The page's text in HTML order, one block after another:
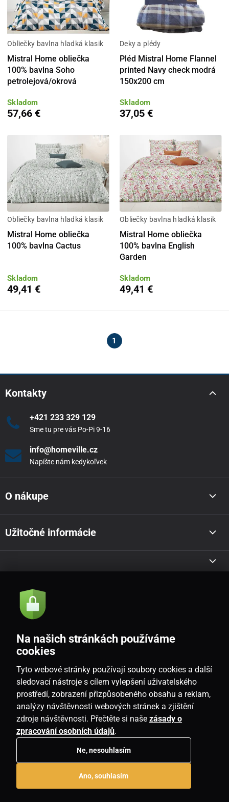
Obliečky bavlna hladká klasik
Mistral Home obliečka
100% bavlna Soho
petrolejová/okrová
Skladom
57,66 €
Deky a plédy
Pléd Mistral Home Flannel
printed Navy check modrá
150x200 cm
Skladom
37,05 €
Obliečky bavlna hladká klasik
Mistral Home obliečka
100% bavlna Cactus
Skladom
49,41 €
Obliečky bavlna hladká klasik
Mistral Home obliečka
100% bavlna English
Garden
Skladom
49,41 €
1
Kontakty
+421 233 329 129
Sme tu pre vás Po-Pi 9-16
info@homeville.cz
Napíšte nám kedykoľvek
O nákupe
Užitočné informácie
Akcie a novinky e-mailom
Souhlasím sezásadami zpracování osobních údajů
SK
www.housemania.sk
Na našich stránkách používáme
cookies
Tyto webové stránky používají soubory cookies a další
sledovací nástroje s cílem vylepšení uživatelského
prostředí, zobrazení přizpůsobeného obsahu a reklam,
analýzy návštěvnosti webových stránek a zjištění
zdroje návštěvnosti. Přečtěte si naše zásady o
zpracování osobních údajů.
Ne, nesouhlasím
Ano, souhlasím